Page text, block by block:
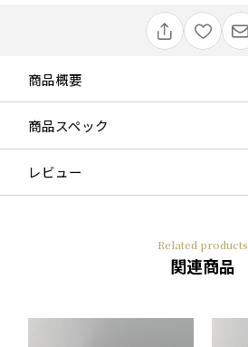
商品概要
商品スペック
レビュー
Related products
関連商品